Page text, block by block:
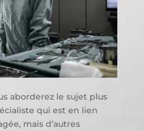
aborderez le sujet plus
qui est en lien
mais d’autres